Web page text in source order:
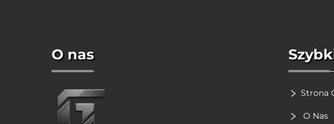
O nas
Strona
O Nas